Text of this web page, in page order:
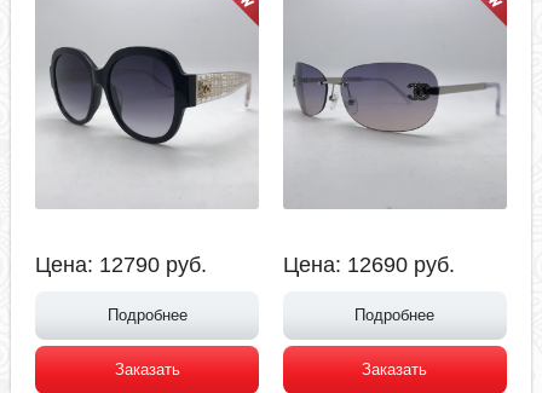
Цена: 12790 руб.
Подробнее
Заказать
Цена: 12690 руб.
Подробнее
Заказать